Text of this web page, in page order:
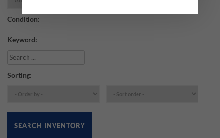
Condition:
Keyword:
Sorting:
SEARCH INVENTORY